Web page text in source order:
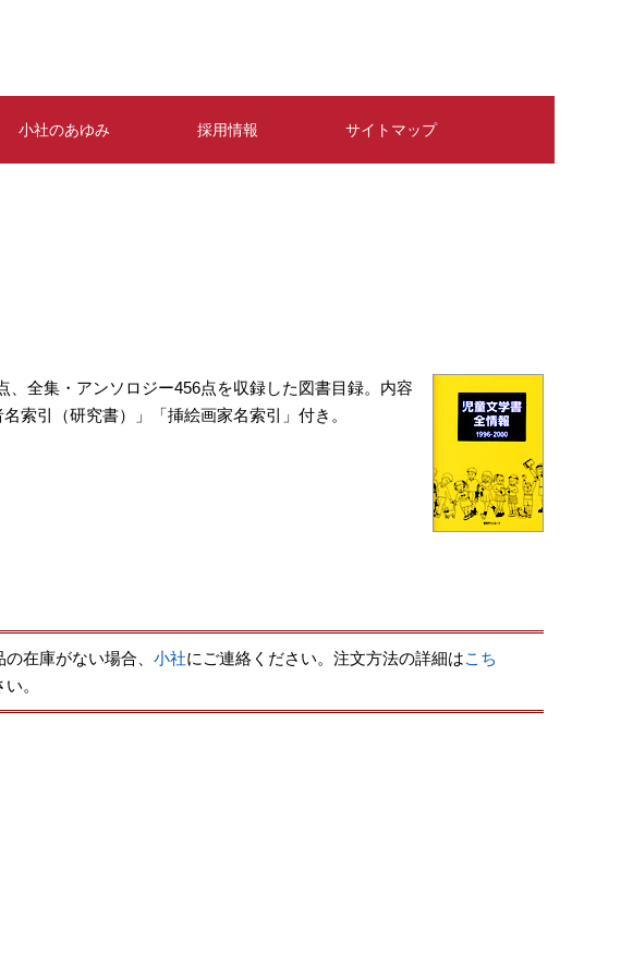
小社のあゆみ 採用情報 サイトマップ
、全集・アンソロジー456点を収録した図書目録。内容
索引（研究書）」「挿絵画家名索引」付き。
在庫がない場合、 小社にご連絡ください。注文方法の詳細はこち
。